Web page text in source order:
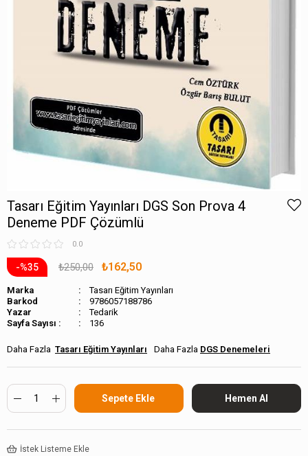
Tasarı Eğitim Yayınları DGS Son Prova 4
Deneme PDF Çözümlü
0.0
35 ₺250,00 ₺162,50
Marka
Tasarı Eğitim Yayınları
Barkod
9786057188786
Tedarik
Sayfa Sayısı :
136
Tasarı Eğitim Yayınları DGS Denemeleri
İstek Listeme Ekle